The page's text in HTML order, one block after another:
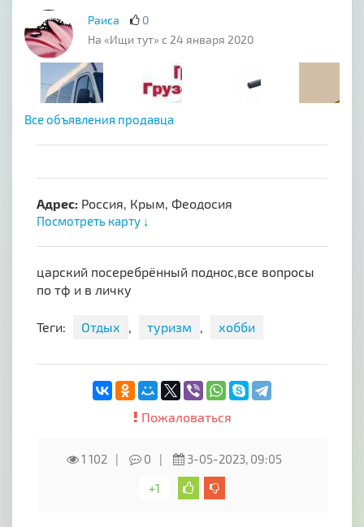
Раиса
0
На «Ищи тут» с 24 января 2020
Все объявления продавца
Адрес: Россия, Крым, Феодосия
Посмотреть карту ↓
царский посеребрённый поднос,все вопросы
по тф и в личку
Теги: Отдых , туризм , хобби
Пожаловаться
1 102 0
3-05-2023, 09:05
+1